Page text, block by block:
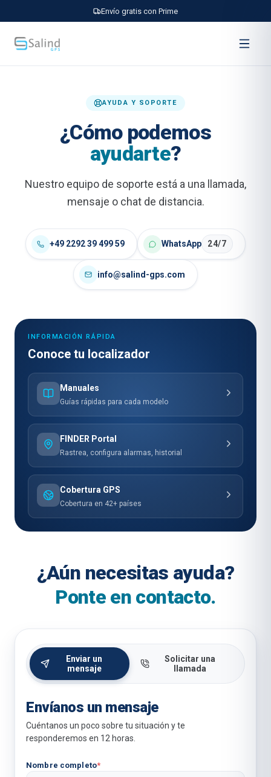
Envío gratis con Prime
AYUDA Y SOPORTE
¿Cómo podemos
ayudarte?
Nuestro equipo de soporte está a una llamada,
mensaje o chat de distancia.
+49 2292 39 499 59 WhatsApp 24/7
info@salind-gps.com
INFORMACIÓN RÁPIDA
Conoce tu localizador
Manuales
Guías rápidas para cada modelo
FINDER Portal
Rastrea, configura alarmas, historial
Cobertura GPS
Cobertura en 42+ países
¿Aún necesitas ayuda?
Ponte en contacto.
Enviar un
mensaje
Solicitar una
llamada
Envíanos un mensaje
Cuéntanos un poco sobre tu situación y te
responderemos en 12 horas.
Nombre completo*